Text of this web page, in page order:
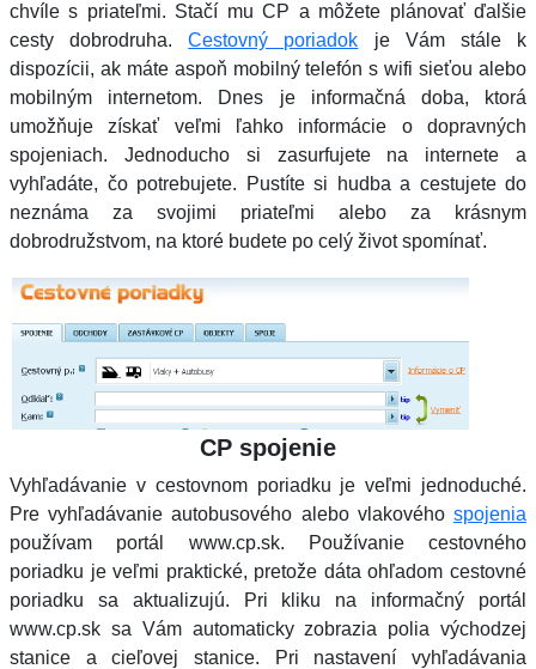
chvíle s priateľmi. Stačí mu CP a môžete plánovať ďalšie
cesty dobrodruha.Cestovný poriadok je Vám stále k
dispozícii, ak máte aspoň mobilný telefón s wifi sieťou alebo
mobilným internetom. Dnes je informačná doba, ktorá
umožňuje získať veľmi ľahko informácie o dopravných
spojeniach. Jednoducho si zasurfujete na internete a
vyhľadáte, čo potrebujete. Pustíte si hudba a cestujete do
neznáma za svojimi priateľmi alebo za krásnym
dobrodružstvom, na ktoré budete po celý život spomínať.
CP spojenie
Vyhľadávanie v cestovnom poriadku je veľmi jednoduché.
Pre vyhľadávanie autobusového alebo vlakového spojenia
používam portál www.cp.sk. Používanie cestovného
poriadku je veľmi praktické, pretože dáta ohľadom cestovné
poriadku sa aktualizujú. Pri kliku na informačný portál
www.cp.sk sa Vám automaticky zobrazia polia východzej
stanice a cieľovej stanice. Pri nastavení vyhľadávania